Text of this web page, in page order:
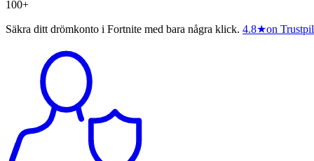
100+
Säkra ditt drömkonto i Fortnite med bara några klick. 4.8★on